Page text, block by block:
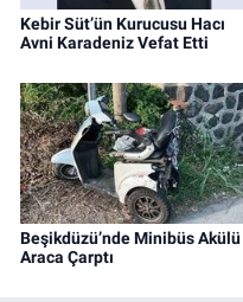
Kebir Süt’ün Kurucusu Hacı
Avni Karadeniz Vefat Etti
Beşikdüzü’nde Minibüs Akülü
Araca Çarptı